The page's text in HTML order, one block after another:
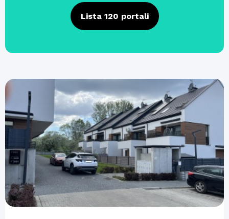
Lista 120 portali